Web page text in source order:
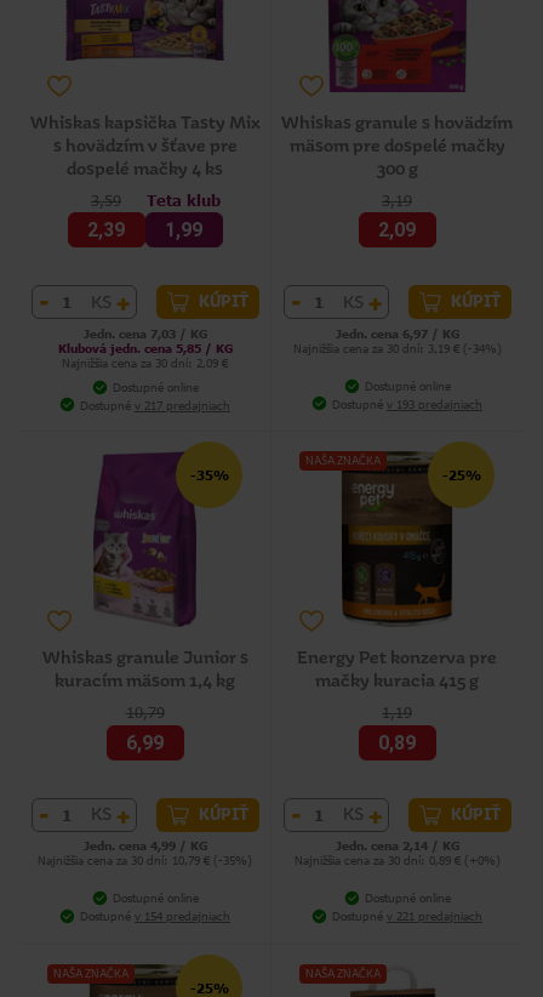
Whiskas kapsička Tasty Mix
s hovädzím v šťave pre
dospelé mačky 4 ks
3,59
2,39
Teta klub
1,99
- KS + KÚPIŤ
Jedn. cena 7,03 / KG
Klubová jedn. cena 5,85 / KG
Najnižšia cena za 30 dní: 2,09 €
Dostupné online
Dostupné v 217 predajniach
Whiskas granule s hovädzím
mäsom pre dospelé mačky
300 g
3,19
2,09
- KS + KÚPIŤ
Jedn. cena 6,97 / KG
Najnižšia cena za 30 dní: 3,19 € (-34%)
Dostupné online
Dostupné v 193 predajniach
-35%
Whiskas granule Junior s
kuracím mäsom 1,4 kg
10,79
6,99
- KS + KÚPIŤ
Jedn. cena 4,99 / KG
Najnižšia cena za 30 dní: 10,79 € (-35%)
Dostupné online
Dostupné v 154 predajniach
NAŠA ZNAČKA
-25%
Energy Pet konzerva pre
mačky kuracia 415 g
1,19
0,89
- KS + KÚPIŤ
Jedn. cena 2,14 / KG
Najnižšia cena za 30 dní: 0,89 € (+0%)
Dostupné online
Dostupné v 221 predajniach
NAŠA ZNAČKA
-25%
NAŠA ZNAČKA